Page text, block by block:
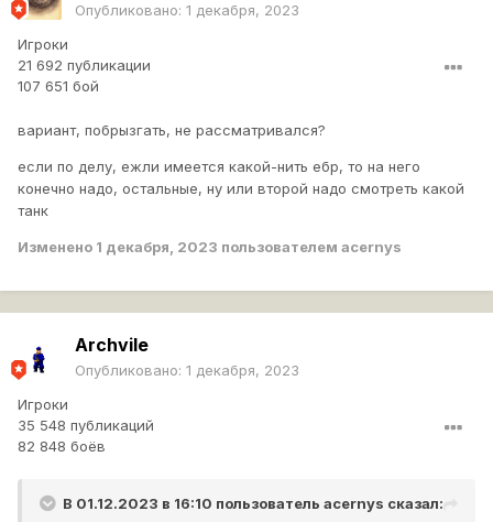
Опубликовано: 1 декабря, 2023
Игроки
21 692 публикации
107 651 бой
вариант, побрызгать, не рассматривался?
если по делу, ежли имеется какой-нить ебр, то на него
конечно надо, остальные, ну или второй надо смотреть какой
танк
Изменено 1 декабря, 2023 пользователем acernys
Archvile
Опубликовано: 1 декабря, 2023
Игроки
35 548 публикаций
82 848 боёв
В 01.12.2023 в 16:10 пользователь acernys сказал: